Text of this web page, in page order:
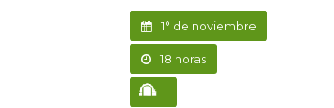
1° de noviembre
18 horas